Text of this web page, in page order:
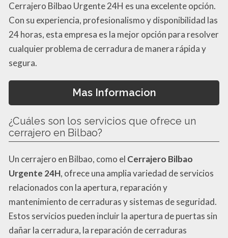
Cerrajero Bilbao Urgente 24H es una excelente opción.
Con su experiencia, profesionalismo y disponibilidad las
24 horas, esta empresa es la mejor opción para resolver
cualquier problema de cerradura de manera rápida y
segura.
Mas Informacion
¿Cuáles son los servicios que ofrece un
cerrajero en Bilbao?
Un cerrajero en Bilbao, como el Cerrajero Bilbao
Urgente 24H, ofrece una amplia variedad de servicios
relacionados con la apertura, reparación y
mantenimiento de cerraduras y sistemas de seguridad.
Estos servicios pueden incluir la apertura de puertas sin
dañar la cerradura, la reparación de cerraduras